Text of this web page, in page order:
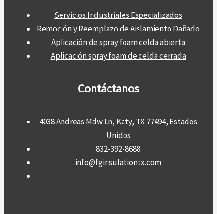
Servicios Industriales Especializados
Remoción y Reemplazo de Aislamiento Dañado
Aplicación de spray foam celda abierta
Aplicación spray foam de celda cerrada
Contáctanos
4038 Andreas Mdw Ln, Katy, TX 77494, Estados
Unidos
832-392-8688
info@fginsulationtx.com